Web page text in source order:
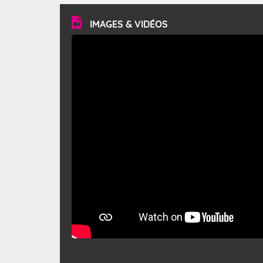
vitesse moyenne de 50 km/h et atteindre 80 à 100 km/h
en rafales, parfois davantage. Il parcourt la basse vallée
du Rhône et la Provence et envahit le littoral
méditerranéen à partir de la Camargue.
IMAGES & VIDÉOS